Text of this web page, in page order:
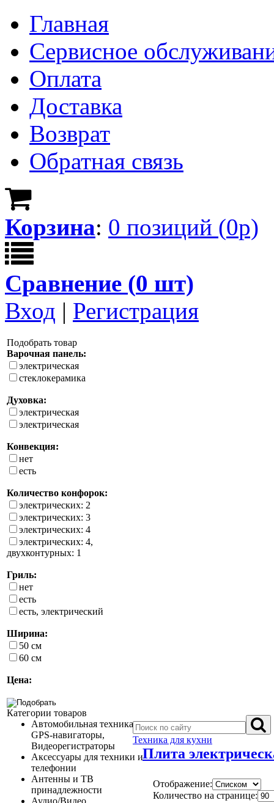
Главная
Сервисное
Оплата
Доставка
Возврат
Обратная связь
Корзина: 0 позиций (0р)
Сравнение (0 шт)
Вход | Регистрация
Подобрать товар
Варочная панель:
электрическая
стеклокерамика
Духовка:
электрическая
электрическая
Конвекция:
нет
есть
Количество конфорок:
электрических: 2
электрических: 3
электрических: 4
электрических: 4,
двухконтурных: 1
Гриль:
нет
есть
есть, электрический
Ширина:
50 см
60 см
Цена:
Категории товаров
Автомобильная техника,
GPS-навигаторы,
Видеорегистраторы
Аксессуары для техники и
телефонии
Антенны и ТВ
принадлежности
Аудио/Видео
Техника для кухни
Плита
Отображение:
Количество на странице: